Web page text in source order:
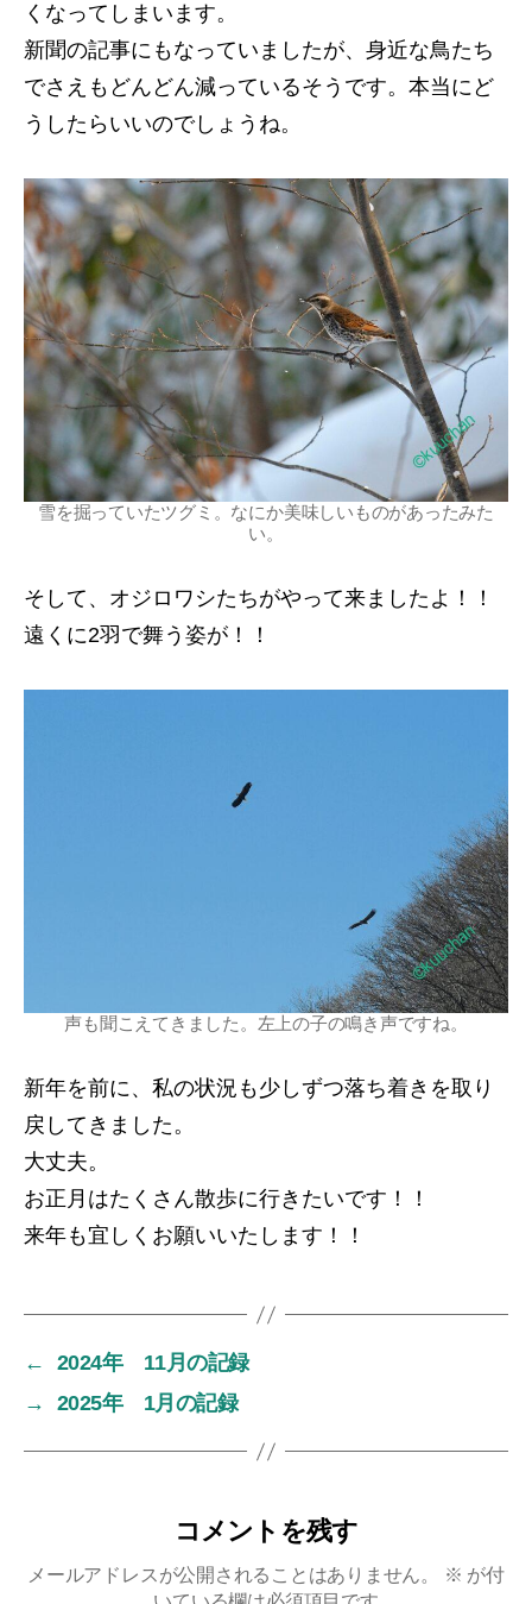
くなってしまいます。
新聞の記事にもなっていましたが、身近な鳥たち
でさえもどんどん減っているそうです。本当にど
うしたらいいのでしょうね。
雪を掘っていたツグミ。なにか美味しいものがあったみた
い。
そして、オジロワシたちがやって来ましたよ！！
遠くに2羽で舞う姿が！！
声も聞こえてきました。左上の子の鳴き声ですね。
新年を前に、私の状況も少しずつ落ち着きを取り
戻してきました。
大丈夫。
お正月はたくさん散歩に行きたいです！！
来年も宜しくお願いいたします！！
←
2024年 11月の記録
→
2025年 1月の記録
コメントを残す
メールアドレスが公開されることはありません。 ※ が付